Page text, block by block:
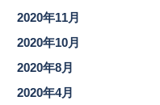
2020年11月
2020年10月
2020年8月
2020年4月